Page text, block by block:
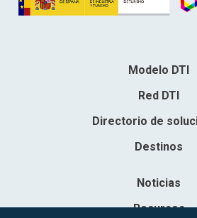
Modelo DTI
Red DTI
Directorio de
Destinos
Noticias
Recursos